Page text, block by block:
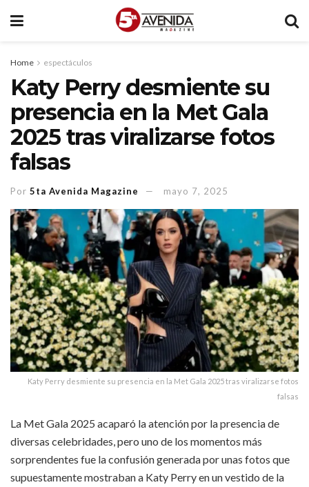
Home espectáculos
Katy Perry desmiente su
presencia en la Met Gala
2025 tras viralizarse fotos
falsas
Por 5ta Avenida Magazine mayo 7, 2025
Katy Perry desmiente su presencia en la Met Gala 2025 tras viralizarse fotos
falsas
La Met Gala 2025 acaparó la atención por la presencia de
diversas celebridades, pero uno de los momentos más
sorprendentes fue la confusión generada por unas fotos que
supuestamente mostraban a Katy Perry en un vestido de la